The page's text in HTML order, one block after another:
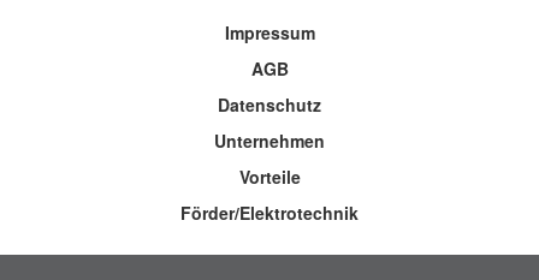
Impressum
AGB
Datenschutz
Unternehmen
Vorteile
Förder/Elektrotechnik